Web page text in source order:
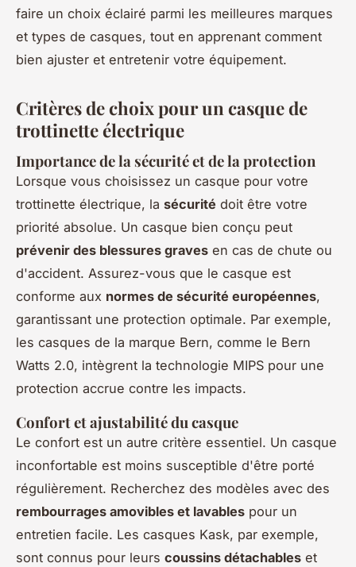
faire un choix éclairé parmi les meilleures marques
et types de casques, tout en apprenant comment
bien ajuster et entretenir votre équipement.
Critères de choix pour un casque de
trottinette électrique
Importance de la sécurité et de la protection
Lorsque vous choisissez un casque pour votre
trottinette électrique, la sécurité doit être votre
priorité absolue. Un casque bien conçu peut
prévenir des blessures graves en cas de chute ou
d'accident. Assurez-vous que le casque est
conforme aux normes de sécurité européennes,
garantissant une protection optimale. Par exemple,
les casques de la marque Bern, comme le Bern
Watts 2.0, intègrent la technologie MIPS pour une
protection accrue contre les impacts.
Confort et ajustabilité du casque
Le confort est un autre critère essentiel. Un casque
inconfortable est moins susceptible d'être porté
régulièrement. Recherchez des modèles avec des
rembourrages amovibles et lavables pour un
entretien facile. Les casques Kask, par exemple,
sont connus pour leurs coussins détachables et